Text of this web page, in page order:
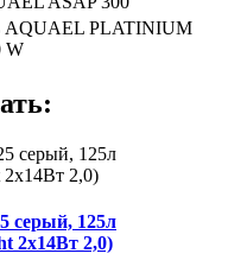
AQUAEL PLATINIUM
W
серый, 125л
2x14Вт 2,0)